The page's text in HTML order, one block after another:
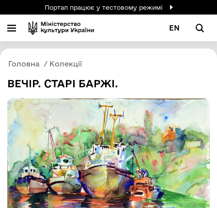
Портал працює у тестовому режимі
EN
Головна Колекції
ВЕЧІР. СТАРІ БАРЖІ.